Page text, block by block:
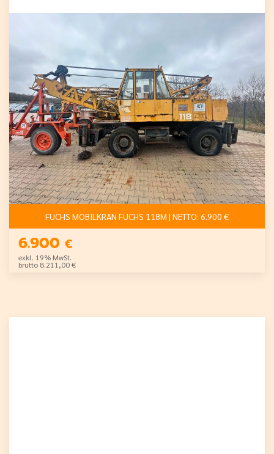
FUCHS MOBILKRAN FUCHS 118M | NETTO: 6.900 €
6.900 €
exkl. 19% MwSt.
brutto 8.211,00 €